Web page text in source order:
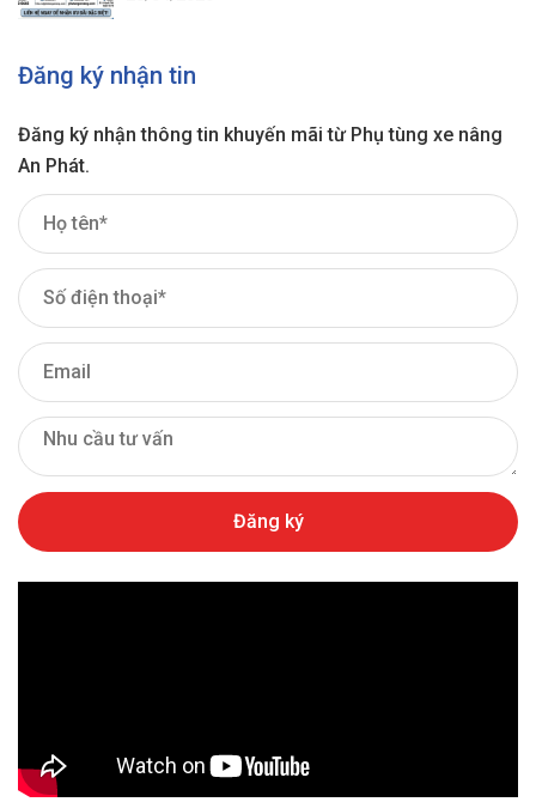
Đăng ký nhận tin
Đăng ký nhận thông tin khuyến mãi từ Phụ tùng xe nâng
An Phát.